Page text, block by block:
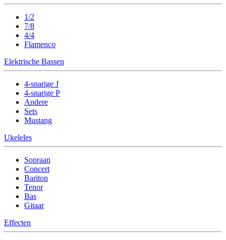
1/2
7/8
4/4
Flamenco
Elektrische Bassen
4-snarige J
4-snarige P
Andere
Sets
Mustang
Ukeleles
Sopraan
Concert
Bariton
Tenor
Bas
Gitaar
Effecten